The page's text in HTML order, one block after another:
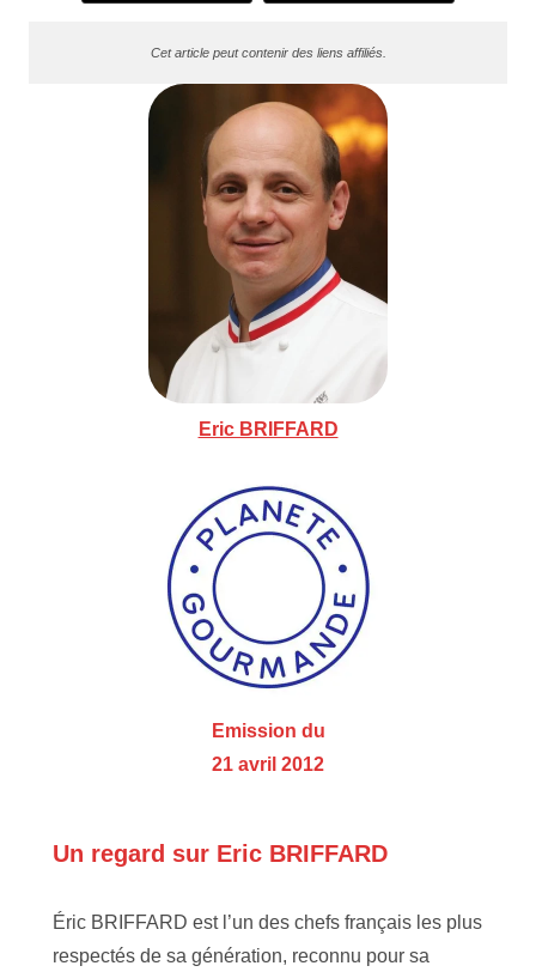
Cet article peut contenir des liens affiliés.
Eric BRIFFARD
Emission du
21 avril 2012
Un regard sur Eric BRIFFARD
Éric BRIFFARD est l’un des chefs français les plus
respectés de sa génération, reconnu pour sa